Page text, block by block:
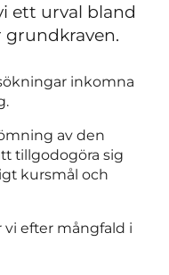
ett urval bland
grundkraven.
inkomna
av den
tillgodogöra sig
kursmål och
vi efter mångfald i